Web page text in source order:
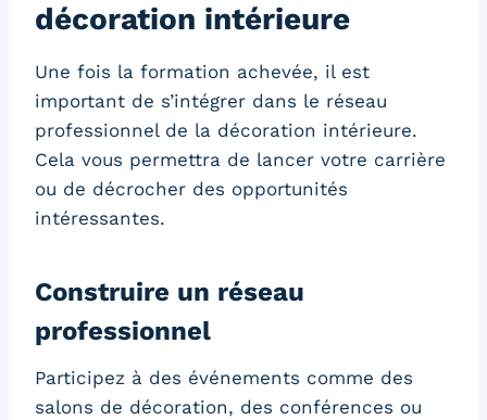
décoration intérieure
Une fois la formation achevée, il est
important de s’intégrer dans le réseau
professionnel de la décoration intérieure.
Cela vous permettra de lancer votre carrière
ou de décrocher des opportunités
intéressantes.
Construire un réseau
professionnel
Participez à des événements comme des
salons de décoration, des conférences ou